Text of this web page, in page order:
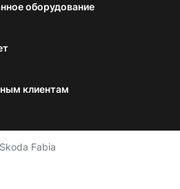
оборудование
клиентам
Fabia